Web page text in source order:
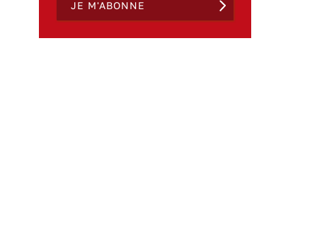
JE M'ABONNE